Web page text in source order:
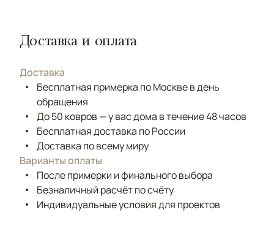
Доставка и оплата
Доставка
Бесплатная примерка по Москве в день
обращения
До 50 ковров — у вас дома в течение 48 часов
Бесплатная доставка по России
Доставка по всему миру
Варианты оплаты
После примерки и финального выбора
Безналичный расчёт по счёту
Индивидуальные условия для проектов